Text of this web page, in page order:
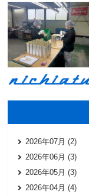
2026年07月 (2)
2026年06月 (3)
2026年05月 (3)
2026年04月 (4)